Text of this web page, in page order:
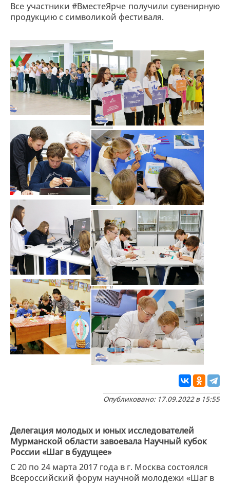
Все участники #ВместеЯрче получили сувенирную
продукцию с символикой фестиваля.
Опубликовано: 17.09.2022 в 15:55
Делегация молодых и юных исследователей
Мурманской области завоевала Научный кубок
России «Шаг в будущее»
С 20 по 24 марта 2017 года в г. Москва состоялся
Всероссийский форум научной молодежи «Шаг в